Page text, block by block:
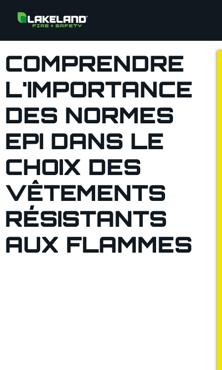
COMPRENDRE
L'IMPORTANCE
DES NORMES
EPI DANS LE
CHOIX DES
VÊTEMENTS
RÉSISTANTS
AUX FLAMMES